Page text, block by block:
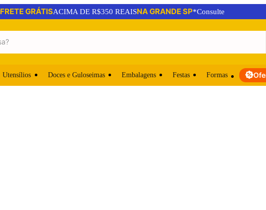
FRETE GRÁTISACIMA DE R$350 REAISNA GRANDE SP*Consulte
Utensílios Doces e Guloseimas Embalagens Festas Formas